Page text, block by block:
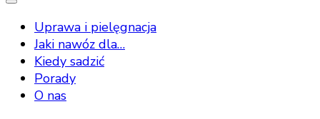
Uprawa i pielęgnacja
Jaki nawóz dla…
Kiedy sadzić
Porady
O nas